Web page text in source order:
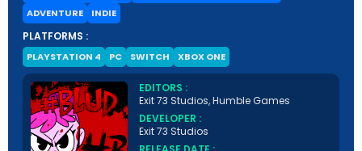
ADVENTURE
INDIE
PLATFORMS :
PLAYSTATION 4 PC SWITCH XBOX ONE
EDITORS :
Exit 73 Studios, Humble Games
DEVELOPER :
Exit 73 Studios